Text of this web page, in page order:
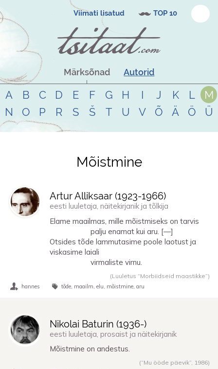
Viimati lisatud TOP 10
Märksõnad Autorid
A B C D E F G H I J K L
M
N
O P R S Š T U V Õ Ä Ö Ü
Tsitaadid teemalmõistmine
Mõistmine
Artur Alliksaar (1923-1966)
eesti luuletaja, näitekirjanik ja tõlkija
Elame maailmas, mille mõistmiseks on tarvis
palju enamat kui aru. [—]
Otsides tõde lammutasime poole laotust ja
viskasime laiali
virmaliste virnu.
(Luuletus “Morbiidseid maastikke”)
hannes tõde maailm elu mõistmine aru
Nikolai Baturin (1936-)
eesti luuletaja, prosaist ja näitekirjanik
Mõistmine on andestus.
(“Mu ööde päevik”, 1986)